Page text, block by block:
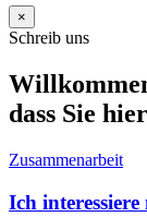
×
Schreib uns
dass Sie
Zusammenarbeit
Ich